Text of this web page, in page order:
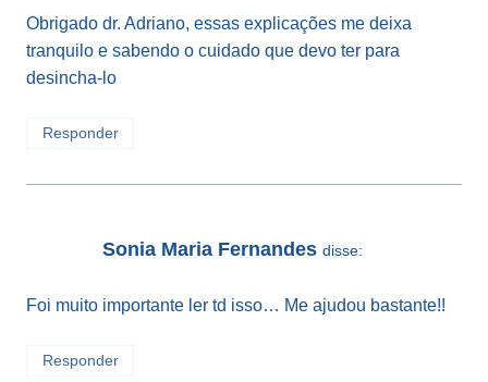
Obrigado dr. Adriano, essas explicações me deixa
tranquilo e sabendo o cuidado que devo ter para
desincha-lo
Responder
Sonia Maria Fernandes disse:
Foi muito importante ler td isso… Me ajudou bastante!!
Responder